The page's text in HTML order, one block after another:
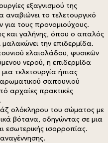
εξαγνισμού της
το τελετουργικό
τους προνομιούχους.
και γαλήνης, όπου ο απαλός
την επιδερμίδα.
ελαιολάδου, φυσικών
νερού, η επιδερμίδα
τελετουργία ήπιας
σαπουνιού
αρχαίες πρακτικές
ολόκληρου του σώματος με
βότανα, οδηγώντας σε μια
ισορροπίας.